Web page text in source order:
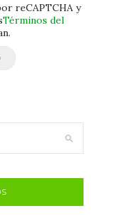
reCAPTCHA y
Términos del